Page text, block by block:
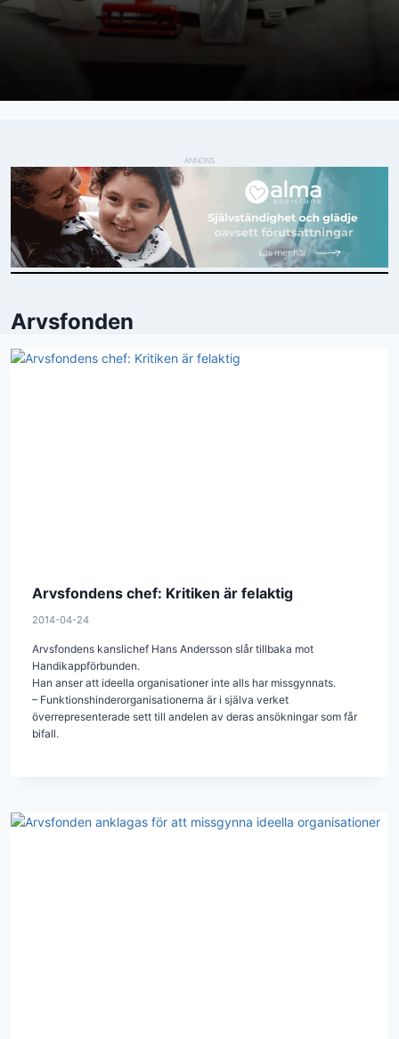
ANNONS
Arvsfonden
Arvsfondens chef: Kritiken är felaktig
2014-04-24
Arvsfondens kanslichef Hans Andersson slår tillbaka mot
Handikappförbunden.
Han anser att ideella organisationer inte alls har missgynnats.
– Funktionshinderorganisationerna är i själva verket
överrepresenterade sett till andelen av deras ansökningar som får
bifall.